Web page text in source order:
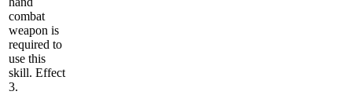
combat
weapon is
required to
use this
skill. Effect
3.